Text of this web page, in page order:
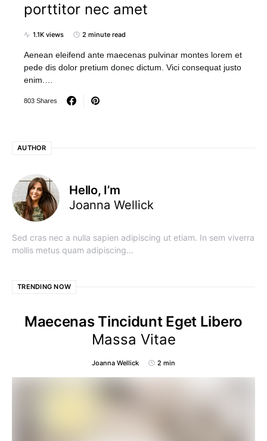
porttitor nec amet
1.1K views 2 minute read
Aenean eleifend ante maecenas pulvinar montes lorem et
pede dis dolor pretium donec dictum. Vici consequat justo
enim.…
803 Shares
AUTHOR
Hello, I’m
Joanna Wellick
Sed cras nec a nulla sapien adipiscing ut etiam. In sem viverra
mollis metus quam adipiscing…
TRENDING NOW
Maecenas Tincidunt Eget Libero
Massa Vitae
Joanna Wellick 2 min